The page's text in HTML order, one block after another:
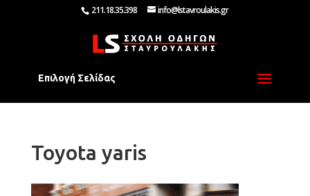
211.18.35.398 info@lstavroulakis.gr
Επιλογή Σελίδας
Toyota yaris